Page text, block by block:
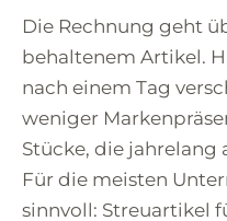
Die Rechnung geht
behaltenem Artikel.
nach einem Tag
weniger
Stücke, die jahrelang
Für die meisten
sinnvoll: Streuartikel